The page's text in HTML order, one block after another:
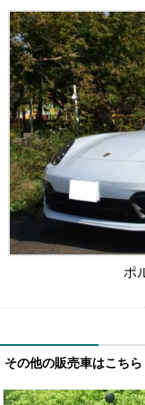
ポ
その他の販売車はこちら